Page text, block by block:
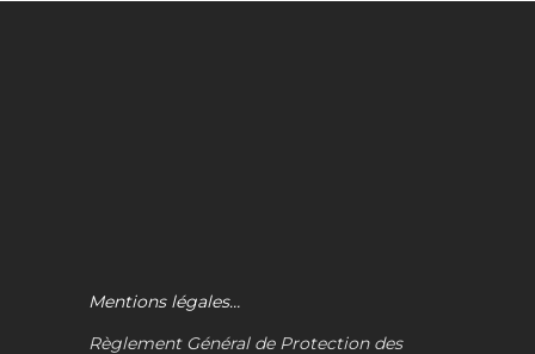
Mentions légales…
Règlement Général de Protection des